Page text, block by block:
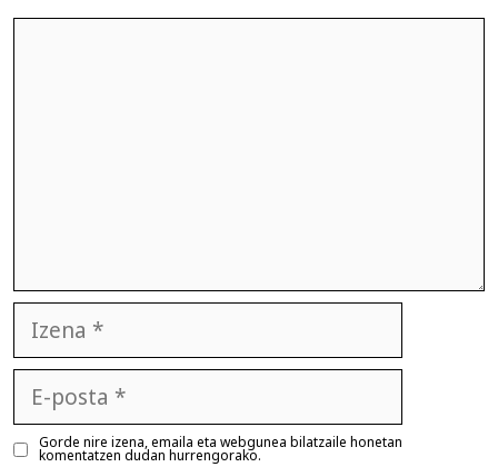
posta
Gorde nire izena, emaila eta webgunea bilatzaile honetan
komentatzen dudan hurrengorako.